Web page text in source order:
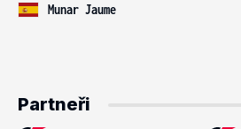
Munar Jaume
Partneři